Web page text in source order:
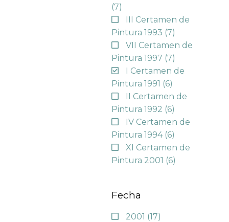
(7)
III Certamen de
Pintura 1993 (7)
VII Certamen de
Pintura 1997 (7)
I Certamen de
Pintura 1991 (6)
II Certamen de
Pintura 1992 (6)
IV Certamen de
Pintura 1994 (6)
XI Certamen de
Pintura 2001 (6)
Fecha
2001 (17)